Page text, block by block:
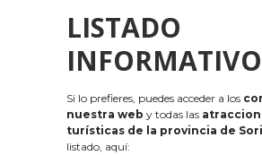
LISTADO
INFORMATIVO
Si lo prefieres, puedes acceder a los
nuestra web y todas las
turísticas de la provincia de
listado, aquí: